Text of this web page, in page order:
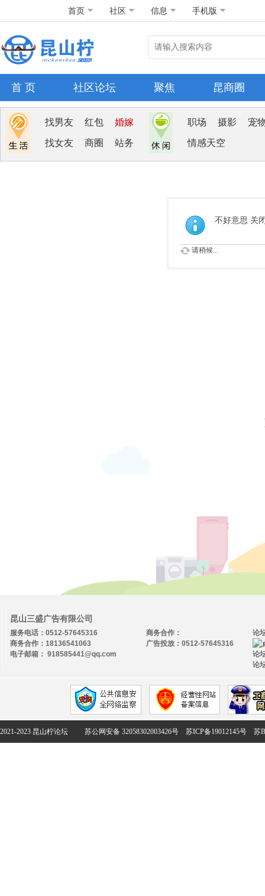
首页 社区 信息 手机版
首 页 社区论坛 聚焦 昆商圈
找男友 红包 婚嫁
找女友 商圈 站务
职场 摄影 宠
情感天空
不好意思 关
请稍候...
昆山三盛广告有限公司
服务电话：0512-57645316
商务合作：18136541063
电子邮箱： 918585441@qq.com
论
论
论
商务合作：
广告投放：0512-57645316
2021-2023 昆山柠论坛 苏公网安备 32058302003426号 苏ICP备19012145号 苏